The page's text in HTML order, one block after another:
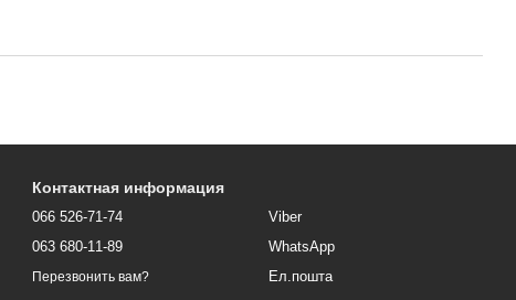
Контактная информация
066 526-71-74
063 680-11-89
Перезвонить вам?
Viber
WhatsApp
Ел.пошта